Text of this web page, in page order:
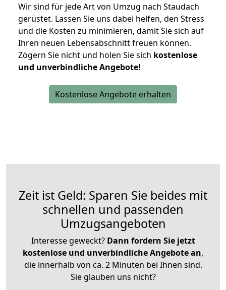
Wir sind für jede Art von Umzug nach Staudach
gerüstet. Lassen Sie uns dabei helfen, den Stress
und die Kosten zu minimieren, damit Sie sich auf
Ihren neuen Lebensabschnitt freuen können.
Zögern Sie nicht und holen Sie sich kostenlose
und unverbindliche Angebote!
Kostenlose Angebote erhalten
Zeit ist Geld: Sparen Sie beides mit
schnellen und passenden
Umzugsangeboten
Interesse geweckt? Dann fordern Sie jetzt
kostenlose und unverbindliche Angebote an,
die innerhalb von ca. 2 Minuten bei Ihnen sind.
Sie glauben uns nicht?